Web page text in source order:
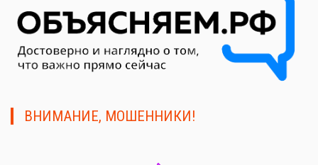
ВНИМАНИЕ, МОШЕННИКИ!